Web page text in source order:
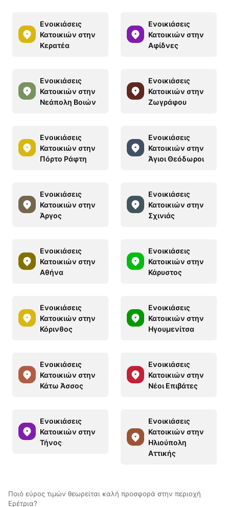
Ενοικιάσεις
Κατοικιών στην
Κερατέα
Ενοικιάσεις
Κατοικιών στην
Αφίδνες
Ενοικιάσεις
Κατοικιών στην
Νεάπολη Βοιών
Ενοικιάσεις
Κατοικιών στην
Ζωγράφου
Ενοικιάσεις
Κατοικιών στην
Πόρτο Ράφτη
Ενοικιάσεις
Κατοικιών στην
Άγιοι Θεόδωροι
Ενοικιάσεις
Κατοικιών στην
Άργος
Ενοικιάσεις
Κατοικιών στην
Σχινιάς
Ενοικιάσεις
Κατοικιών στην
Αθήνα
Ενοικιάσεις
Κατοικιών στην
Κάρυστος
Ενοικιάσεις
Κατοικιών στην
Κόρινθος
Ενοικιάσεις
Κατοικιών στην
Ηγουμενίτσα
Ενοικιάσεις
Κατοικιών στην
Κάτω Άσσος
Ενοικιάσεις
Κατοικιών στην
Νέοι Επιβάτες
Ενοικιάσεις
Κατοικιών στην
Τήνος
Ενοικιάσεις
Κατοικιών στην
Ηλιούπολη
Αττικής
Ποιό εύρος τιμών θεωρείται καλή προσφορά στην περιοχή
Ερέτρια?